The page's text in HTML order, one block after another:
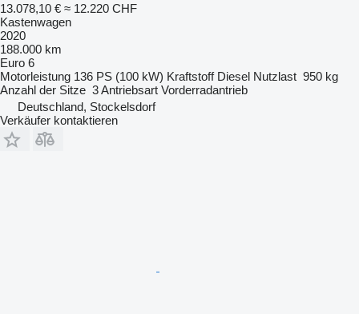
13.078,10 € ≈ 12.220 CHF
Kastenwagen
2020
188.000 km
Euro 6
Motorleistung 136 PS (100 kW) Kraftstoff Diesel Nutzlast 950 kg
Anzahl der Sitze 3Antriebsart Vorderradantrieb
Deutschland, Stockelsdorf
Verkäufer kontaktieren